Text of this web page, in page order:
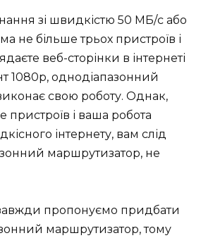
зі швидкістю 50 МБ/с або
не більше трьох пристроїв і
веб-сторінки в інтернеті
1080p, однодіапазонний
свою роботу. Однак,
пристроїв і ваша робота
інтернету, вам слід
маршрутизатор, не
пропонуємо придбати
маршрутизатор, тому